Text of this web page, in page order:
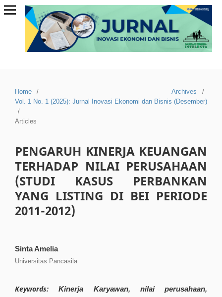
Home / Archives
/
Vol. 1 No. 1 (2025): Jurnal Inovasi Ekonomi dan Bisnis (Desember)
/
Articles
PENGARUH KINERJA KEUANGAN
TERHADAP NILAI PERUSAHAAN
(STUDI KASUS PERBANKAN
YANG LISTING DI BEI PERIODE
2011-2012)
Sinta Amelia
Universitas Pancasila
Keywords:Kinerja Karyawan, nilai perusahaan,